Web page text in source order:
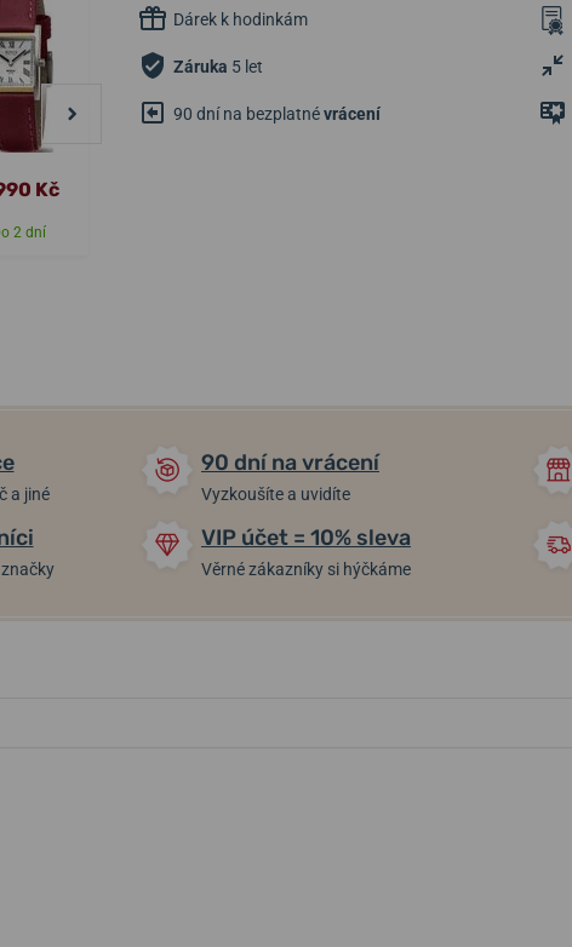
Dárek k hodinkám
Záruka 5 let
90 dní na bezplatnévrácení
Kč
2 dní
a jiné
90 dní na vrácení
Vyzkoušíte a uvidíte
VIP účet = 10% sleva
Věrné zákazníky si hýčkáme